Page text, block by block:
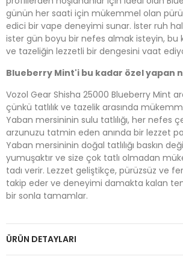
günün her saati için mükemmel olan
edici bir vape deneyimi sunar. İster ruh
ister gün boyu bir nefes almak isteyin, bu
ve tazeliğin lezzetli bir dengesini vaat
Blueberry Mint'i bu kadar özel yapan
Vozol Gear Shisha 25000 Blueberry Mint
çünkü tatlılık ve tazelik arasında
Yaban mersininin sulu tatlılığı, her nefes
arzunuzu tatmin eden anında bir lezzet
Yaban mersininin doğal tatlılığı baskın
yumuşaktır ve size çok tatlı olmadan
tadı verir. Lezzet geliştikçe, pürüzsüz ve
takip eder ve deneyimi damakta kalan
bir sonla tamamlar.
ÜRÜN DETAYLARI